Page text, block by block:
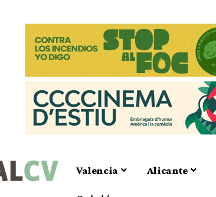
Valencia Alicante